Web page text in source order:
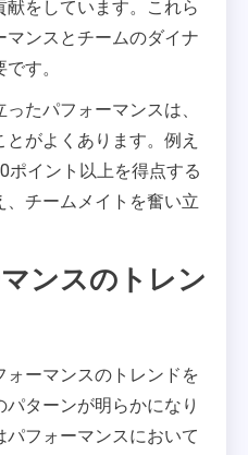
をしています。これら
ンスとチームのダイナ
す。
たパフォーマンスは、
がよくあります。例え
ポイント以上を得点する
、チームメイトを奮い立
ンスのトレン
ーマンスのトレンドを
ターンが明らかになり
パフォーマンスにおいて